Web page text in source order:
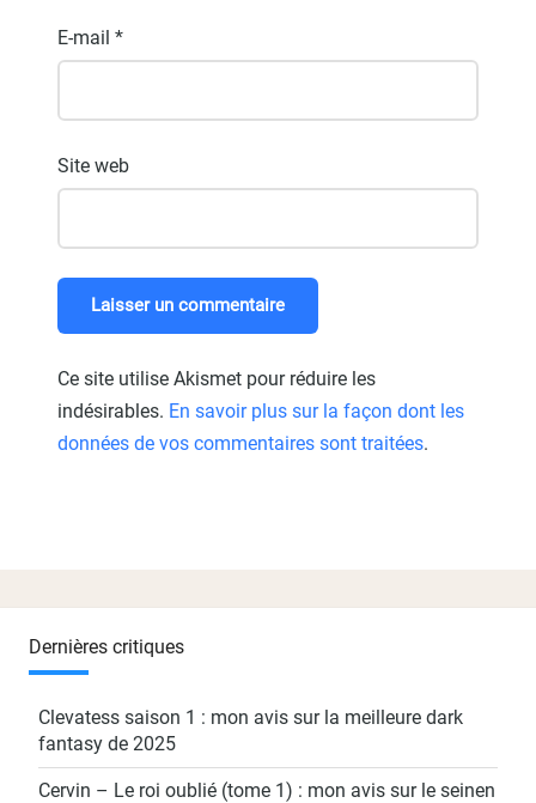
E-mail *
Site web
Ce site utilise Akismet pour réduire les
indésirables. En savoir plus sur la façon dont les
données de vos commentaires sont traitées.
Dernières critiques
Clevatess saison 1 : mon avis sur la meilleure dark
fantasy de 2025
Cervin – Le roi oublié (tome 1) : mon avis sur le seinen